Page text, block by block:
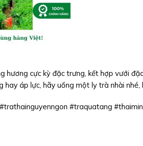
hương cực kỳ đặc trưng, kết hợp vưới
hay áp lực, hãy uống một ly trà nhài
#traquatang